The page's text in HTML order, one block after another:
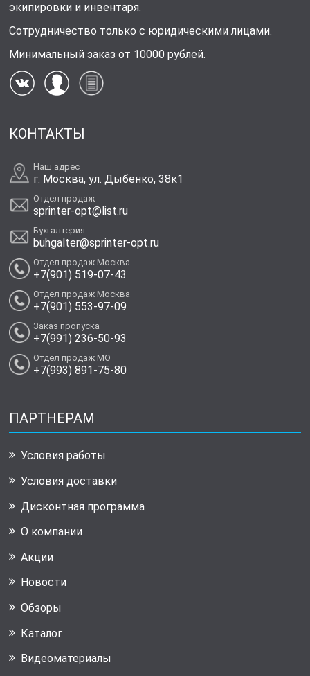
экипировки и инвентаря.
Сотрудничество только с юридическими лицами.
Минимальный заказ от 10000 рублей.
КОНТАКТЫ
Наш адрес
г. Москва, ул. Дыбенко, 38к1
Отдел продаж
sprinter-opt@list.ru
Бухгалтерия
buhgalter@sprinter-opt.ru
Отдел продаж Москва
+7(901) 519-07-43
Отдел продаж Москва
+7(901) 553-97-09
Заказ пропуска
+7(991) 236-50-93
Отдел продаж МО
+7(993) 891-75-80
ПАРТНЕРАМ
Условия работы
Условия доставки
Дисконтная программа
О компании
Акции
Новости
Обзоры
Каталог
Видеоматериалы